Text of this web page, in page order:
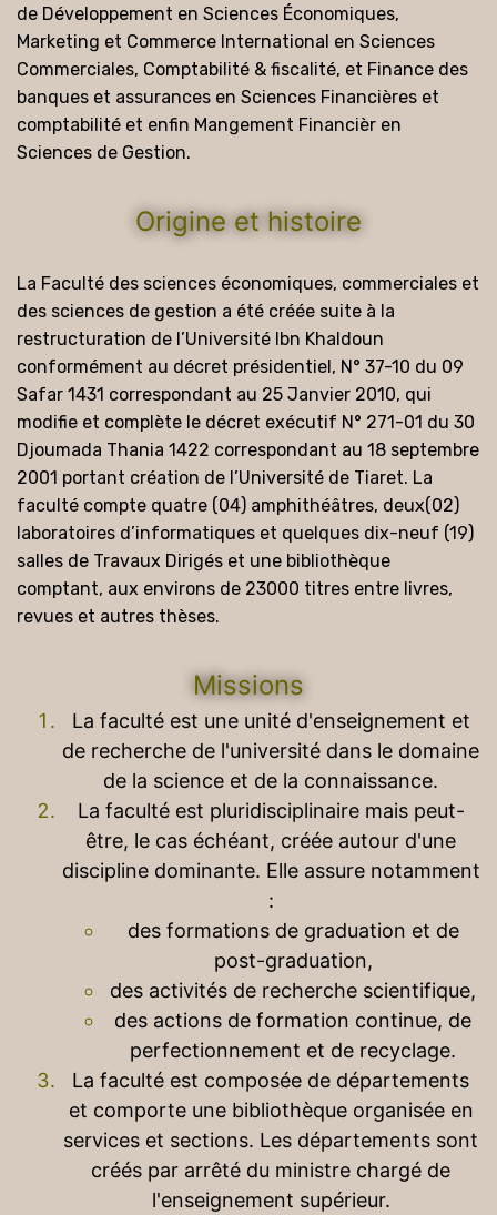
de Développement en Sciences Économiques,
Marketing et Commerce International en Sciences
Commerciales, Comptabilité & fiscalité, et Finance des
banques et assurances en Sciences Financières et
comptabilité et enfin Mangement Financièr en
Sciences de Gestion.
Origine et histoire
La Faculté des sciences économiques, commerciales et
des sciences de gestion a été créée suite à la
restructuration de l’Université Ibn Khaldoun
conformément au décret présidentiel, N° 37-10 du 09
Safar 1431 correspondant au 25 Janvier 2010, qui
modifie et complète le décret exécutif N° 271-01 du 30
Djoumada Thania 1422 correspondant au 18 septembre
2001 portant création de l’Université de Tiaret. La
faculté compte quatre (04) amphithéâtres, deux(02)
laboratoires d’informatiques et quelques dix-neuf (19)
salles de Travaux Dirigés et une bibliothèque
comptant, aux environs de 23000 titres entre livres,
revues et autres thèses.
Missions
La faculté est une unité d'enseignement et
de recherche de l'université dans le domaine
de la science et de la connaissance.
La faculté est pluridisciplinaire mais peut-
être, le cas échéant, créée autour d'une
discipline dominante. Elle assure notamment
:
des formations de graduation et de
post-graduation,
des activités de recherche scientifique,
des actions de formation continue, de
perfectionnement et de recyclage.
La faculté est composée de départements
et comporte une bibliothèque organisée en
services et sections. Les départements sont
créés par arrêté du ministre chargé de
l'enseignement supérieur.